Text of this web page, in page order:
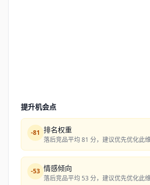
提升机会点
-81 排名权重
落后竞品平均 81 分，建议优先优化此
-53 情感倾向
落后竞品平均 53 分，建议优先优化此